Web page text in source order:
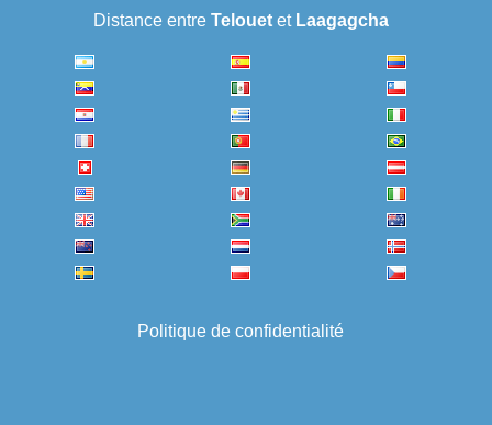
Distance entre Telouetet Laagagcha
Politique de confidentialité